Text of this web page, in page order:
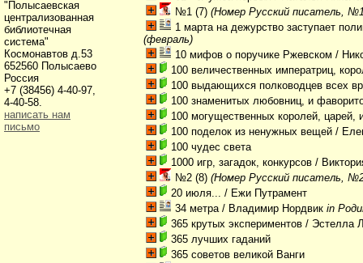
№1 (7) (Номер Русский писатель,
1 марта на дежурство заступает
(февраль)
10 мифов о поручике Ржевском /
100 величественных императриц,
100 выдающихся полководцев всех
100 знаменитых любовниц, и
100 могущественных королей, царей,
100 поделок из ненужных вещей /
100 чудес света
1000 игр, загадок, конкурсов /
№2 (8) (Номер Русский писатель,
20 июля... / Ежи Путрамент
34 метра/ Владимир Нордвикin
365 крутых экспериментов / Эстелла
365 лучших гаданий
365 советов великой Ванги
"Полысаевская
централизованная
библиотечная
система"
Космонавтов д.53
652560 Полысаево
Россия
+7 (38456) 4-40-97,
4-40-58.
написать нам
письмо